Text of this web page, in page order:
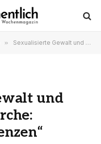
» Sexualisierte Gewalt und Evangelische Kirche: „Zerstörte Existenzen“
und